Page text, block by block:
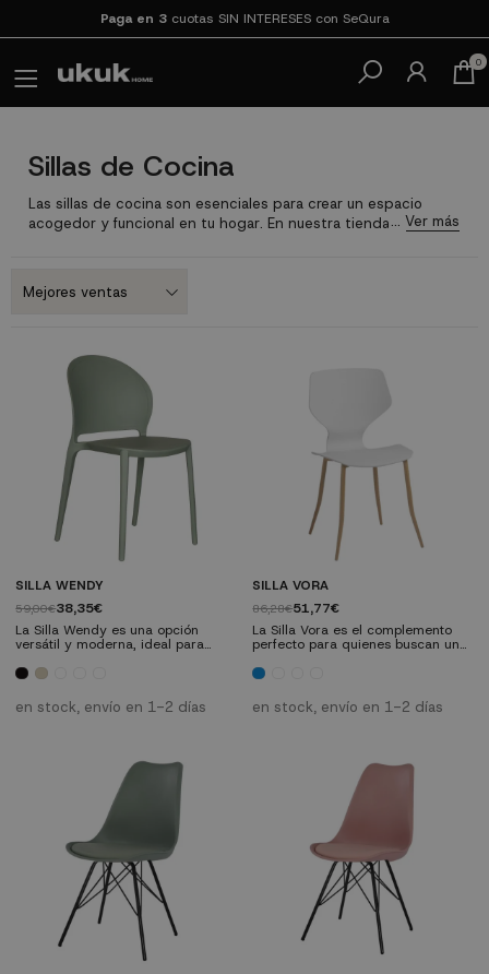
Paga en 3cuotas SIN INTERESES con SeQura
0
Sillas de Cocina
Las sillas de cocina son esenciales para crear un espacio
acogedor y funcional en tu hogar. En nuestra tienda,
necesidad.
sillas de cocina de madera que aporten un toque cálido y
las más clásicas hasta las más modernas, en diferentes
materiales ¡E incluso
siempre al mejor precio online sin sacrificar la calidad. Ideales
para quienes buscan sillas de cocina baratas sin renunciar al
confort. Tenemos las sillas de cocina que se ajusten a tu
espacio y estilo.
SILLA WENDY
59,00€38,35€
La Silla Wendy es una opción
versátil y moderna, ideal para
busque funcionalidad y estilo
y estilo nórdico en un diseño
cautivador con líneas curvas y un
excepcional. Fabricada en
polipropileno de alta calidad, es
sinónimo de durabilidad...
en stock, envío en 1-2 días
SILLA VORA
86,28€51,77€
La Silla Vora es el complemento
perfecto para quienes buscan un
decoración de su hogar o
escandinavo elegante, esta silla
ofrece estilo, comodidad y
polipropileno Patas: Metálicas con
pintura impresa de efecto...
en stock, envío en 1-2 días